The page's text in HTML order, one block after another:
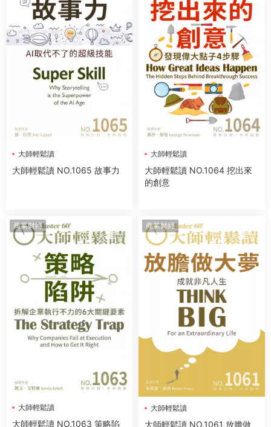
大師輕鬆讀
大師輕鬆讀 NO.1065 故事力
大師輕鬆讀
大師輕鬆讀 NO.1064 挖出來
的創意
商業财經
大師輕鬆讀
大師輕鬆讀 NO.1063 策略陷
商業财經
大師輕鬆讀
大師輕鬆讀 NO.1061 放膽做